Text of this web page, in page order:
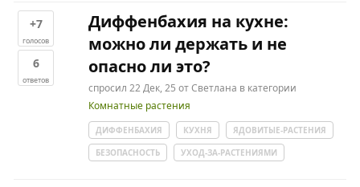
+7
голосов
6
ответов
Диффенбахия на кухне:
можно ли держать и не
опасно ли это?
спросил 22 Дек, 25 отСветлана в категории
Комнатные растения
ДИФФЕНБАХИЯ КУХНЯ
ЯДОВИТЫЕ-РАСТЕНИЯ
БЕЗОПАСНОСТЬ
УХОД-ЗА-РАСТЕНИЯМИ